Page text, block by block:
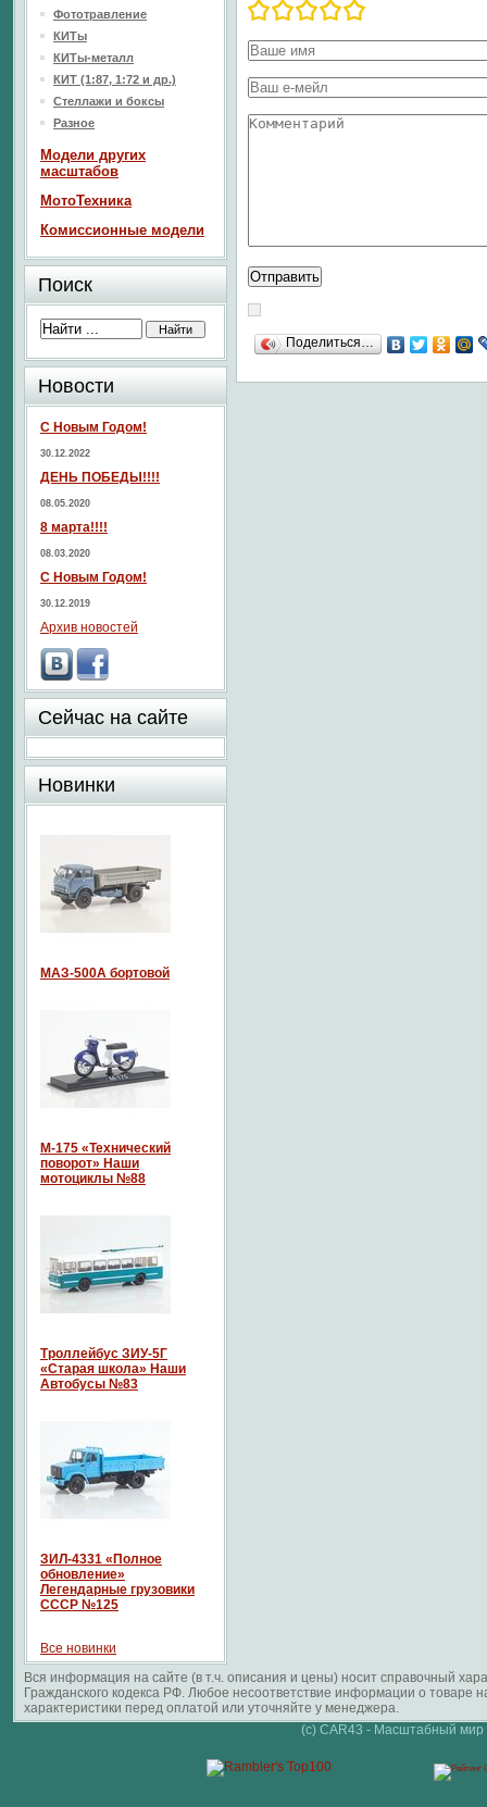
Поделиться…
Фототравление
КИТы
КИТы-металл
КИТ (1:87, 1:72 и др.)
Стеллажи и боксы
Разное
Модели других
масштабов
МотоТехника
Комиссионные модели
Поиск
Новости
С Новым Годом!
30.12.2022
ДЕНЬ ПОБЕДЫ!!!!
08.05.2020
8 марта!!!!
08.03.2020
С Новым Годом!
30.12.2019
Архив новостей
Сейчас на сайте
Новинки
МАЗ-500А бортовой
М-175 «Технический
поворот» Наши
мотоциклы №88
Троллейбус ЗИУ-5Г
«Старая школа» Наши
Автобусы №83
ЗИЛ-4331 «Полное
обновление»
Легендарные грузовики
СССР №125
Все новинки
Вся информация на сайте (в т.ч. описания и цены) носит справочный
Гражданского кодекса РФ. Любое несоответствие информации о
характеристики перед оплатой или уточняйте у менеджера.
(c) CAR43 - Масштабный мир